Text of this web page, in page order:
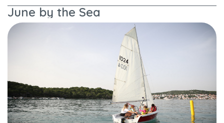
June by the Sea